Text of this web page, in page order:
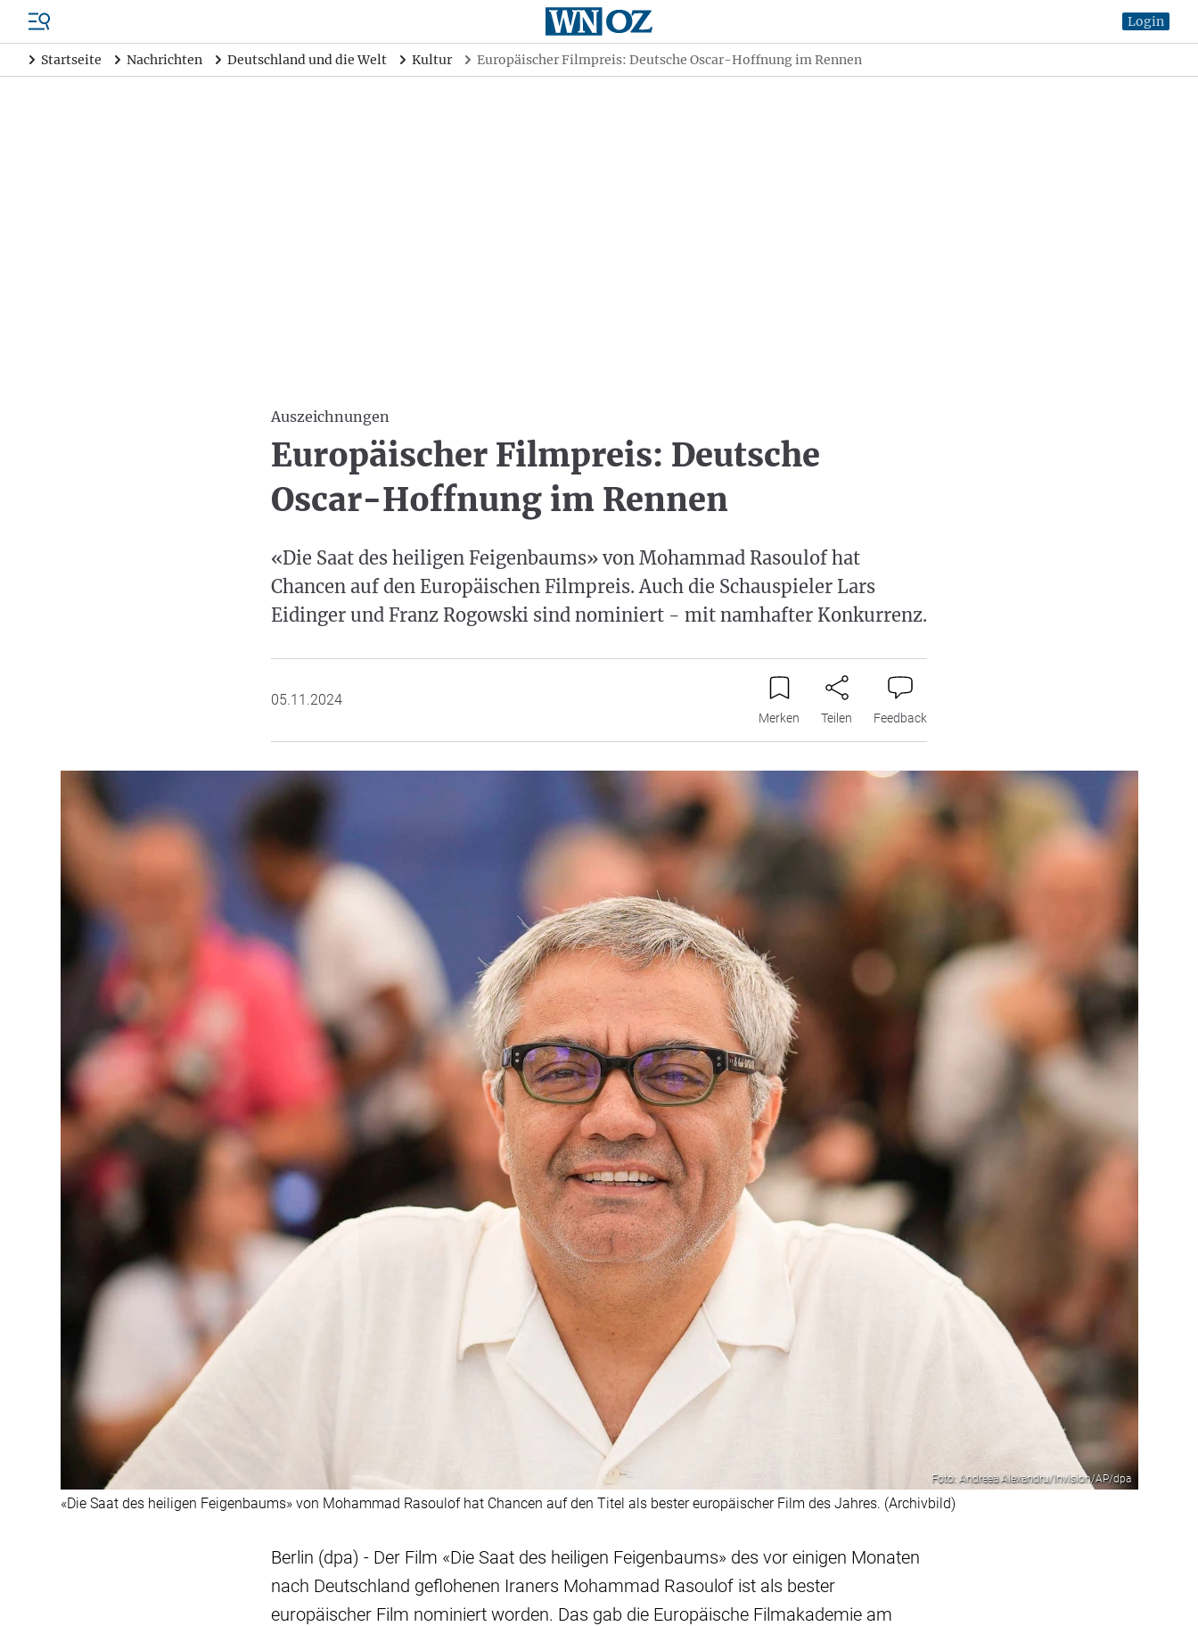
Login
Startseite Nachrichten Deutschland und die Welt Kultur Europäischer Filmpreis: Deutsche Oscar-Hoffnung im Rennen
Auszeichnungen
Europäischer Filmpreis: Deutsche
Oscar-Hoffnung im Rennen
«Die Saat des heiligen Feigenbaums» von Mohammad Rasoulof hat
Chancen auf den Europäischen Filmpreis. Auch die Schauspieler Lars
Eidinger und Franz Rogowski sind nominiert - mit namhafter Konkurrenz.
05.11.2024
Merken Teilen Feedback
Foto: Andreea Alexandru/Invision/AP/dpa
«Die Saat des heiligen Feigenbaums» von Mohammad Rasoulof hat Chancen auf den Titel als bester europäischer Film des Jahres. (Archivbild)
Berlin (dpa) - Der Film «Die Saat des heiligen Feigenbaums» des vor einigen Monaten
nach Deutschland geflohenen Iraners Mohammad Rasoulof ist als bester
europäischer Film nominiert worden. Das gab die Europäische Filmakademie am